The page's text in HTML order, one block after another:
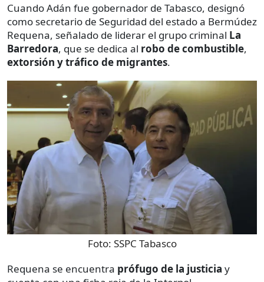
Cuando Adán fue gobernador de Tabasco, designó
como secretario de Seguridad del estado a Bermúdez
Requena, señalado de liderar el grupo criminal La
Barredora, que se dedica al robo de combustible,
extorsión y tráfico de migrantes.
Foto: SSPC Tabasco
Requena se encuentra prófugo de la justicia y